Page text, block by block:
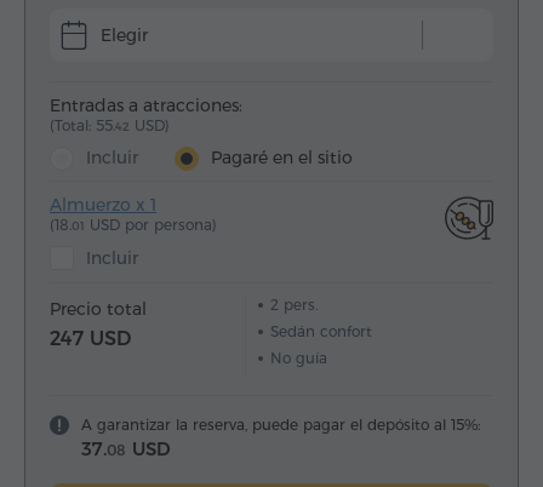
Elegir
Entradas a atracciones:
(Total: 55.42 USD)
Incluir Pagaré en el sitio
Almuerzo x 1
(18.01 USD por persona)
Incluir
Precio total
247 USD
2pers.
Sedán confort
No guía
A garantizar la reserva, puede pagar el depósito al 15%:
37.08 USD